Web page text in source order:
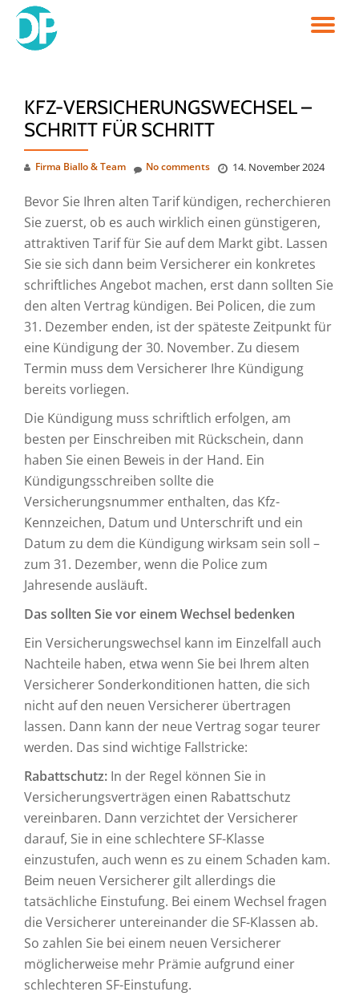
Skip
KFZ-VERSICHERUNGSWECHSEL –
SCHRITT FÜR SCHRITT
Firma Biallo & Team 14. November 2024
No comments
Bevor Sie Ihren alten Tarif kündigen, recherchieren
Sie zuerst, ob es auch wirklich einen günstigeren,
attraktiven Tarif für Sie auf dem Markt gibt. Lassen
Sie sie sich dann beim Versicherer ein konkretes
schriftliches Angebot machen, erst dann sollten Sie
den alten Vertrag kündigen. Bei Policen, die zum
31. Dezember enden, ist der späteste Zeitpunkt für
eine Kündigung der 30. November. Zu diesem
Termin muss dem Versicherer Ihre Kündigung
bereits vorliegen.
Die Kündigung muss schriftlich erfolgen, am
besten per Einschreiben mit Rückschein, dann
haben Sie einen Beweis in der Hand. Ein
Kündigungsschreiben sollte die
Versicherungsnummer enthalten, das Kfz-
Kennzeichen, Datum und Unterschrift und ein
Datum zu dem die Kündigung wirksam sein soll –
zum 31. Dezember, wenn die Police zum
Jahresende ausläuft.
Das sollten Sie vor einem Wechsel bedenken
Ein Versicherungswechsel kann im Einzelfall auch
Nachteile haben, etwa wenn Sie bei Ihrem alten
Versicherer Sonderkonditionen hatten, die sich
nicht auf den neuen Versicherer übertragen
lassen. Dann kann der neue Vertrag sogar teurer
werden. Das sind wichtige Fallstricke:
Rabattschutz: In der Regel können Sie in
Versicherungsverträgen einen Rabattschutz
vereinbaren. Dann verzichtet der Versicherer
darauf, Sie in eine schlechtere SF-Klasse
einzustufen, auch wenn es zu einem Schaden kam.
Beim neuen Versicherer gilt allerdings die
tatsächliche Einstufung. Bei einem Wechsel fragen
die Versicherer untereinander die SF-Klassen ab.
So zahlen Sie bei einem neuen Versicherer
möglicherweise mehr Prämie aufgrund einer
schlechteren SF-Einstufung.